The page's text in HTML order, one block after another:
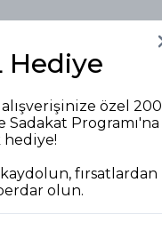
Hediye
özel 200
Programı'na
fırsatlardan
olun.